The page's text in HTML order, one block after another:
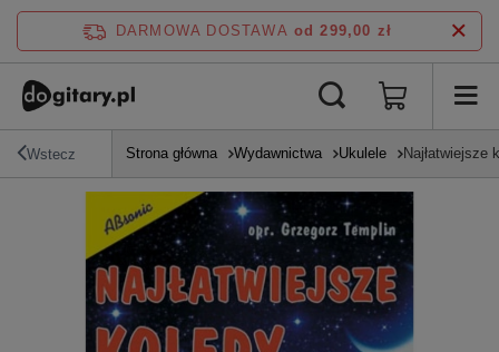
DARMOWA DOSTAWA od 299,00 zł
Wstecz Strona główna Wydawnictwa Ukulele Najłatwiejsze